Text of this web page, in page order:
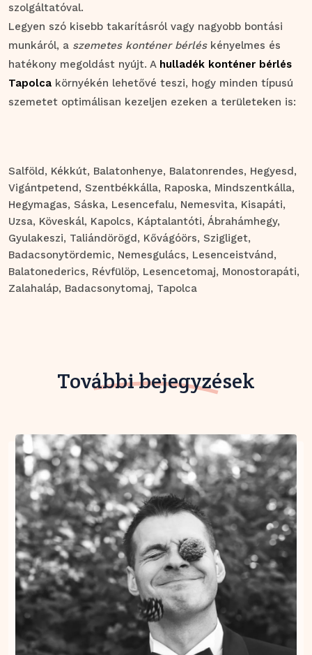
szolgáltatóval.
Legyen szó kisebb takarításról vagy nagyobb bontási
munkáról, a szemetes konténer bérléskényelmes és
hatékony megoldást nyújt. A hulladék konténer bérlés
Tapolca környékén lehetővé teszi, hogy minden típusú
szemetet optimálisan kezeljen ezeken a területeken is:
Salföld, Kékkút, Balatonhenye, Balatonrendes, Hegyesd,
Vigántpetend, Szentbékkálla, Raposka, Mindszentkálla,
Hegymagas, Sáska, Lesencefalu, Nemesvita, Kisapáti,
Uzsa, Köveskál, Kapolcs, Káptalantóti, Ábrahámhegy,
Gyulakeszi, Taliándörögd, Kővágóörs, Szigliget,
Badacsonytördemic, Nemesgulács, Lesenceistvánd,
Balatonederics, Révfülöp, Lesencetomaj, Monostorapáti,
Zalahaláp, Badacsonytomaj, Tapolca
További bejegyzések